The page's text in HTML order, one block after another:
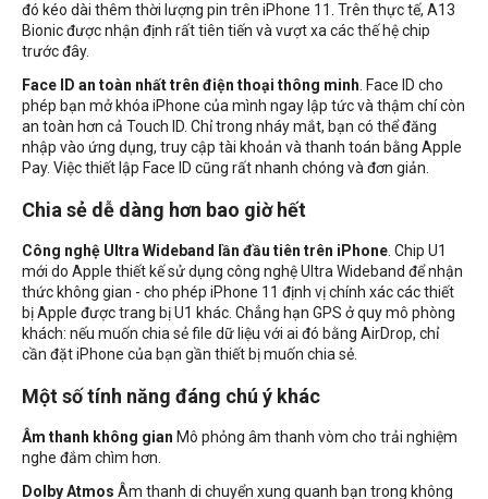
đó kéo dài thêm thời lượng pin trên iPhone 11. Trên thực tế, A13
Bionic được nhận định rất tiên tiến và vượt xa các thế hệ chip
trước đây.
Face ID an toàn nhất trên điện thoại thông minh. Face ID cho
phép bạn mở khóa iPhone của mình ngay lập tức và thậm chí còn
an toàn hơn cả Touch ID. Chỉ trong nháy mắt, bạn có thể đăng
nhập vào ứng dụng, truy cập tài khoản và thanh toán bằng Apple
Pay. Việc thiết lập Face ID cũng rất nhanh chóng và đơn giản.
Chia sẻ dễ dàng hơn bao giờ hết
Công nghệ Ultra Wideband lần đầu tiên trên iPhone. Chip U1
mới do Apple thiết kế sử dụng công nghệ Ultra Wideband để nhận
thức không gian - cho phép iPhone 11 định vị chính xác các thiết
bị Apple được trang bị U1 khác. Chẳng hạn GPS ở quy mô phòng
khách: nếu muốn chia sẻ file dữ liệu với ai đó bằng AirDrop, chỉ
cần đặt iPhone của bạn gần thiết bị muốn chia sẻ.
Một số tính năng đáng chú ý khác
Âm thanh không gian Mô phỏng âm thanh vòm cho trải nghiệm
nghe đắm chìm hơn.
Dolby Atmos Âm thanh di chuyển xung quanh bạn trong không